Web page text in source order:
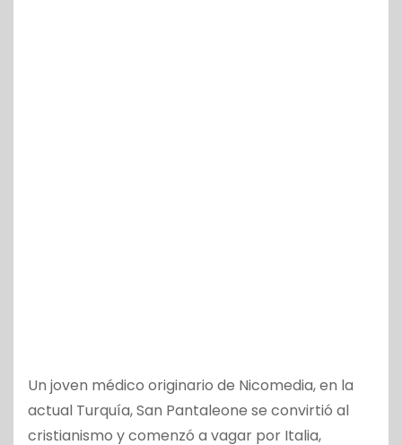
Un joven médico originario de Nicomedia, en la
actual Turquía, San Pantaleone se convirtió al
cristianismo y comenzó a vagar por Italia,